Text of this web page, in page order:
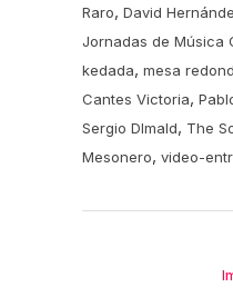
Raro, David
Jornadas de Música
kedada, mesa
Cantes Victoria,
Sergio DImald, The
Mesonero, video-